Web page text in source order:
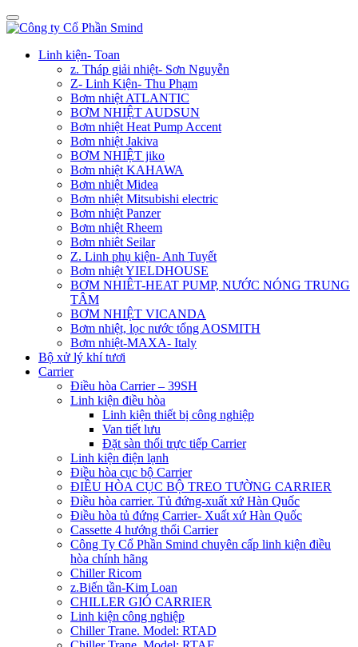
Linh kiện- Toan
z. Tháp giải nhiệt- Sơn Nguyễn
Z- Linh Kiện- Thu Phạm
Bơm nhiệt ATLANTIC
BƠM NHIỆT AUDSUN
Bơm nhiệt Heat Pump Accent
Bơm nhiệt Jakiva
BƠM NHIỆT jiko
Bơm nhiệt KAHAWA
Bơm nhiệt Midea
Bơm nhiệt Mitsubishi electric
Bơm nhiệt Panzer
Bơm nhiệt Rheem
Bơm nhiêt Seilar
Z. Linh phụ kiện- Anh Tuyết
Bơm nhiệt YIELDHOUSE
BƠM NHIÊT-HEAT PUMP, NƯỚC NÓNG TRUNG
TÂM
BƠM NHIỆT VICANDA
Bơm nhiệt, lọc nước tổng AOSMITH
Bơm nhiệt-MAXA- Italy
Bộ xử lý khí tươi
Carrier
Điều hòa Carrier – 39SH
Linh kiện điều hòa
Linh kiện thiết bị công nghiệp
Van tiết lưu
Đặt sàn thổi trực tiếp Carrier
Linh kiện điện lạnh
Điều hòa cục bộ Carrier
ĐIỀU HÒA CỤC BỘ TREO TƯỜNG CARRIER
Điều hòa carrier. Tủ đứng-xuất xứ Hàn Quốc
Điều hòa tủ đứng Carrier- Xuất xứ Hàn Quốc
Cassette 4 hướng thổi Carrier
Công Ty Cổ Phần Smind chuyên cấp linh kiện điều
hòa chính hãng
Chiller Ricom
z.Biến tần-Kim Loan
CHILLER GIÓ CARRIER
Linh kiện công nghiệp
Chiller Trane. Model: RTAD